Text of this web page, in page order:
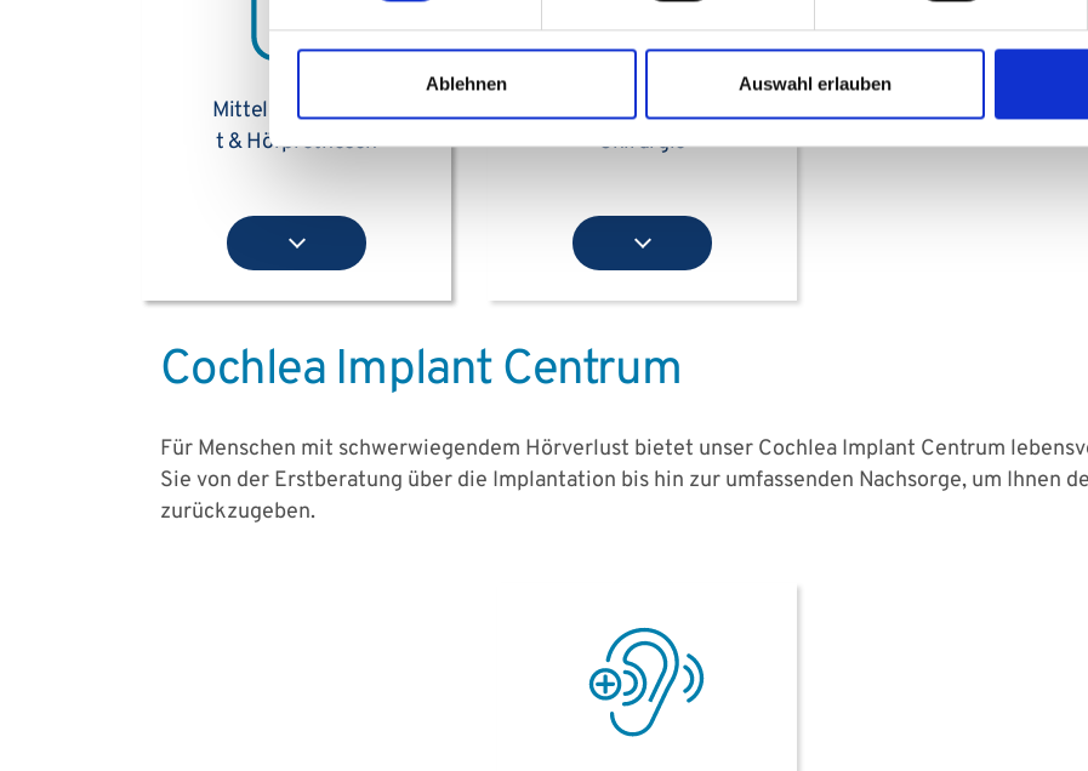
Ablehnen Auswahl erlauben
Ohrerkrankungen
Mittelohrimplanta
t & Hörprothesen
Cochlea Implant
Chirurgie
Cochlea Implant Centrum
Für Menschen mit schwerwiegendem Hörverlust bietet unser Cochlea Implant Centrum
Sie von der Erstberatung über die Implantation bis hin zur umfassenden Nachsorge, um Ihnen
zurückzugeben.